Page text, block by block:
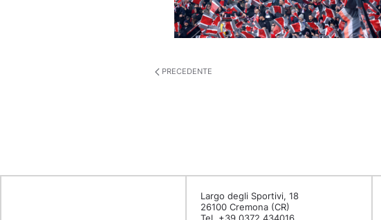
PRECEDENTE
Largo degli Sportivi, 18
26100 Cremona (CR)